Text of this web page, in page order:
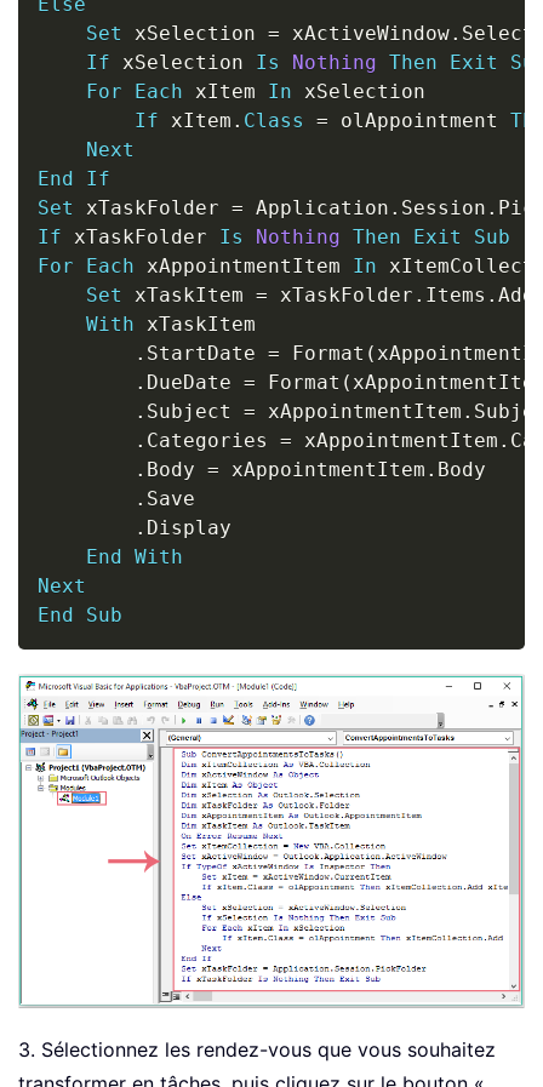
Set
xSelection = xActiveWindow.
If xSelection Is Nothing Then Exit
For
Each xItem In xSelection
If xItem . Class = olAppointment
Next
End
If
Set
xTaskFolder = Application . Session .
If xTaskFolder Is Nothing Then Exit
Sub
For
Each xAppointmentItem In
Set
xTaskItem = xTaskFolder . Items . Add
With xTaskItem
. StartDate = Format (
. DueDate = Format (
. Subject = xAppointmentItem .
. Categories = xAppointmentItem .
. Body = xAppointmentItem . Body
. Save
. Display
End
With
Next
End
Sub
3. Sélectionnez les rendez-vous que vous souhaitez